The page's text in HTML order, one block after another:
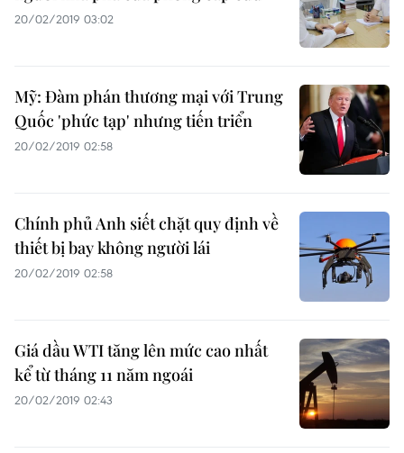
20/02/2019 03:02
Mỹ: Đàm phán thương mại với Trung
Quốc 'phức tạp' nhưng tiến triển
20/02/2019 02:58
Chính phủ Anh siết chặt quy định về
thiết bị bay không người lái
20/02/2019 02:58
Giá dầu WTI tăng lên mức cao nhất
kể từ tháng 11 năm ngoái
20/02/2019 02:43